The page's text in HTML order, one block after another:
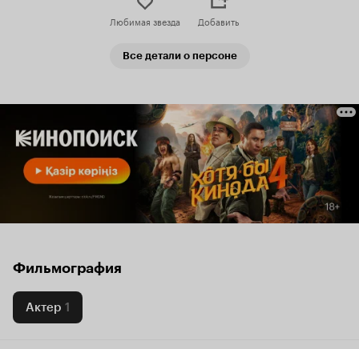
Любимая звезда Добавить
Все детали о персоне
Фильмография
Актер 1